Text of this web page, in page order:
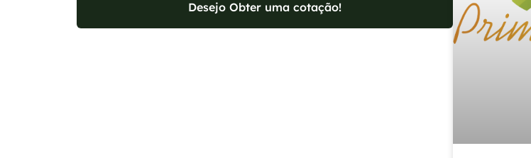
Desejo Obter uma cotação!